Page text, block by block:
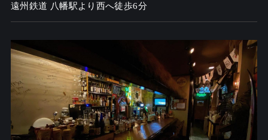
遠州鉄道 八幡駅より西へ徒歩6分